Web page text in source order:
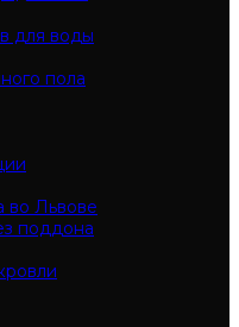
для воды
пола
во Львове
поддона